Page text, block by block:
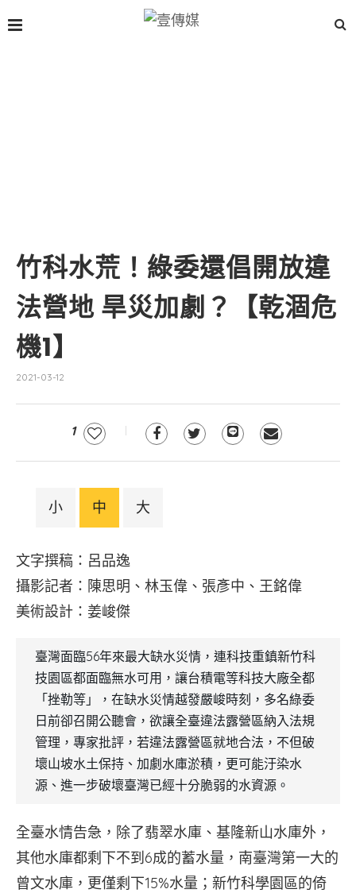
竹科水荒！綠委還倡開放違
法營地 旱災加劇？【乾涸危
機1】
2021-03-12
1
小 中 大
文字撰稿：呂品逸
攝影記者：陳思明、林玉偉、張彥中、王銘偉
美術設計：姜峻傑
臺灣面臨56年來最大缺水災情，連科技重鎮新竹科
技園區都面臨無水可用，讓台積電等科技大廠全都
「挫勒等」，在缺水災情越發嚴峻時刻，多名綠委
日前卻召開公聽會，欲讓全臺違法露營區納入法規
管理，專家批評，若違法露營區就地合法，不但破
壞山坡水土保持、加劇水庫淤積，更可能汙染水
源、進一步破壞臺灣已經十分脆弱的水資源。
全臺水情告急，除了翡翠水庫、基隆新山水庫外，
其他水庫都剩下不到6成的蓄水量，南臺灣第一大的
曾文水庫，更僅剩下15%水量；新竹科學園區的倚